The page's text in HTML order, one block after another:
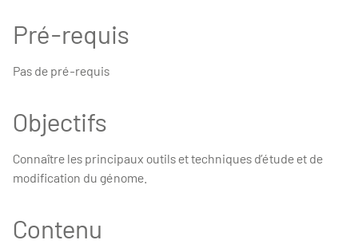
Pré-requis
Pas de pré-requis
Objectifs
Connaître les principaux outils et techniques d’étude et de
modification du génome.
Contenu